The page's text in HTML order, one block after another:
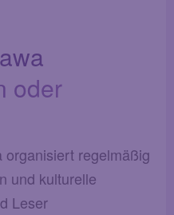
oder
regelmäßig
und kulturelle
Leser